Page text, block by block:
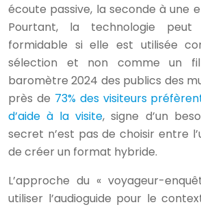
écoute passive, la seconde à une
Pourtant, la technologie
formidable si elle est utilisée
sélection et non comme un
baromètre 2024 des publics des
près de 73% des visiteurs
d’aide à la visite, signe d’un
secret n’est pas de choisir entre
de créer un format hybride.
L’approche du « voyageur-
utiliser l’audioguide pour le